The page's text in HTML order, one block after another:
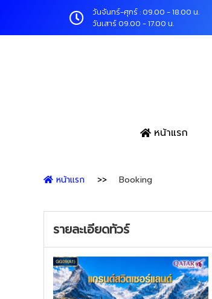
วันจันทร์-ศุกร์ : 09.00 - 18.00 น.
วันเสาร์ 09.00 - 17.00 น.
หน้าแรก
หน้าแรก Booking
รายละเอียดทัวร์